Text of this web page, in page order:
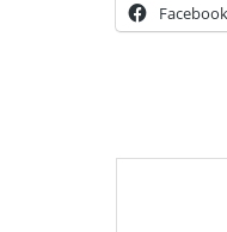
Facebook